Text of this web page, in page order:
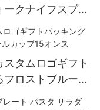
クナイフスプー
タムロゴギフト
ロストブルービ